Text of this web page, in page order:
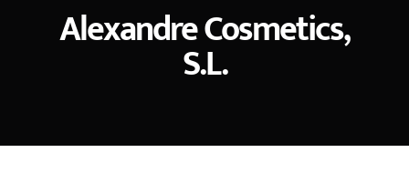
Alexandre Cosmetics,
S.L.